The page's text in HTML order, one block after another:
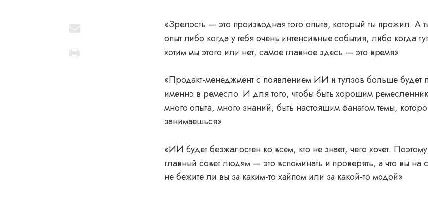
«Зрелость — это производная того опыта, который ты прожил. А
опыт либо когда у тебя очень интенсивные события, либо когда
хотим мы этого или нет, самое главное здесь — это время»
«Продакт-менеджмент с появлением ИИ и тулзов больше будет
именно в ремесло. И для того, чтобы быть хорошим
много опыта, много знаний, быть настоящим фанатом темы,
занимаешься»
«ИИ будет безжалостен ко всем, кто не знает, чего хочет.
главный совет людям — это вспоминать и проверять, а что вы на
не бежите ли вы за каким-то хайпом или за какой-то модой»